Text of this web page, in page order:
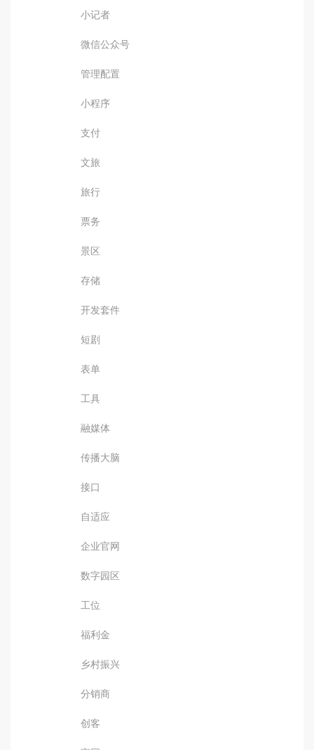
小记者
微信公众号
管理配置
小程序
支付
文旅
旅行
票务
景区
存储
开发套件
短剧
表单
工具
融媒体
传播大脑
接口
自适应
企业官网
数字园区
工位
福利金
乡村振兴
分销商
创客